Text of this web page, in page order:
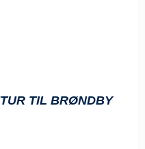
TIL BRØNDBY